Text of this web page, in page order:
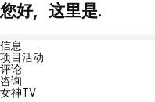
您好，这里是.
信息
项目活动
评论
咨询
女神TV